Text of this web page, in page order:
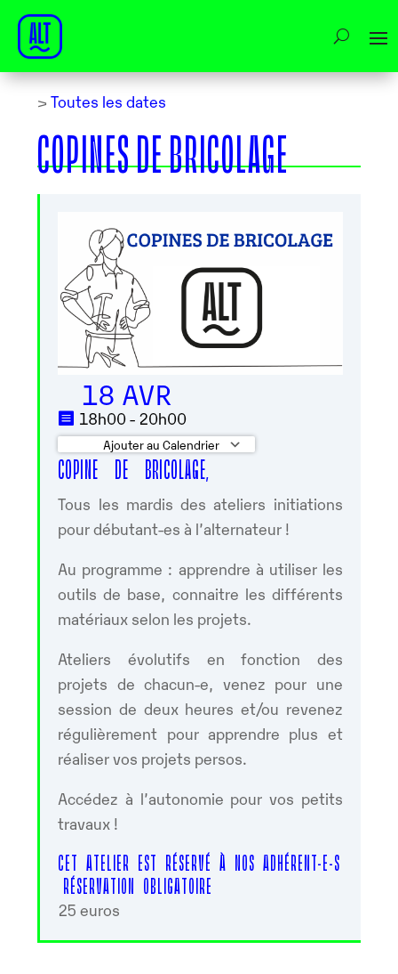
> Toutes les dates
COPINES DE BRICOLAGE
18 AVR
18h00 - 20h00
Ajouter au Calendrier
Télécharger ICS
COPINE DE BRICOLAGE,
Tous les mardis des ateliers initiations
pour débutant-es à l’alternateur !
Au programme : apprendre à utiliser les
outils de base, connaitre les différents
matériaux selon les projets.
Ateliers évolutifs en fonction des
projets de chacun-e, venez pour une
session de deux heures et/ou revenez
régulièrement pour apprendre plus et
réaliser vos projets persos.
Accédez à l’autonomie pour vos petits
travaux !
CET ATELIER EST RÉSERVÉ À NOS ADHÉRENT-E-S
RÉSERVATION OBLIGATOIRE
25 euros